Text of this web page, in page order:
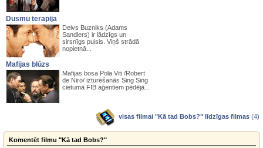
Dusmu terapija
Deivs Buzniks (Adams
Sandlers) ir lādzīgs un
sirsnīgs puisis. Viņš strādā
nopietnā...
Mafijas blūzs
Mafijas bosa Pola Viti /Robert
de Niro/ izturēšanās Sing Sing
cietumā FIB aģentiem pēdējā...
visas filmai "Kā tad Bobs?" līdzīgas filmas (4)
Komentēt filmu "Kā tad Bobs?"